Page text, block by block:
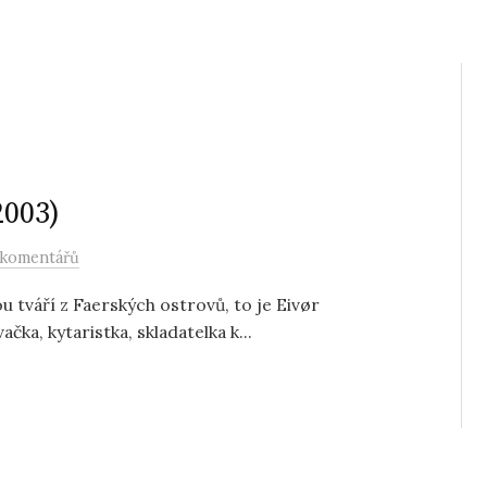
tváří z Faerských ostrovů, to je Eivør
kytaristka, skladatelka k...